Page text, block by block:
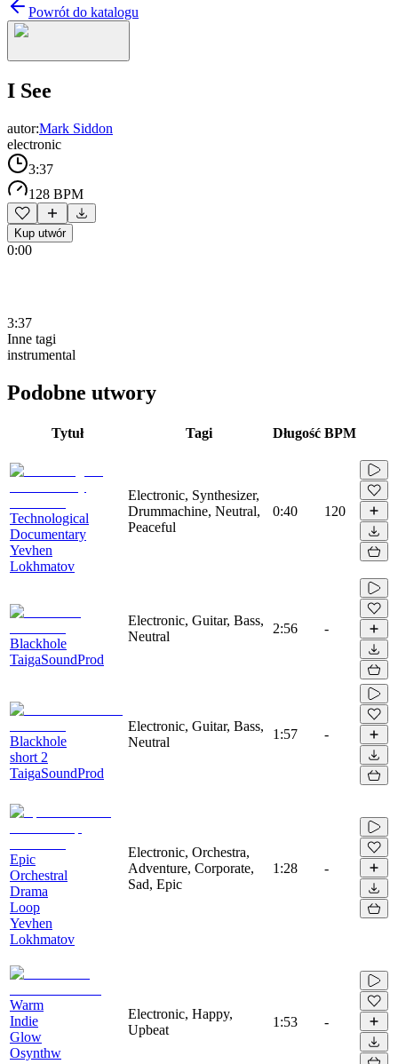
Powrót do katalogu
I See
autor:Mark Siddon
electronic
3:37
128 BPM
Kup utwór
0:00
3:37
Inne tagi
instrumental
Podobne utwory
Tytuł Tagi Długość BPM
Technological
Documentary
Yevhen
Lokhmatov
Electronic, Synthesizer,
Drummachine, Neutral,
Peaceful
0:40 120
Blackhole
TaigaSoundProd
Electronic, Guitar, Bass,
Neutral
2:56 -
Blackhole
short 2
TaigaSoundProd
Electronic, Guitar, Bass,
Neutral
1:57 -
Epic
Orchestral
Drama
Loop
Yevhen
Lokhmatov
Electronic, Orchestra,
Adventure, Corporate,
Sad, Epic
1:28 -
Warm
Indie
Glow
Osynthw
Electronic, Happy,
Upbeat
1:53 -